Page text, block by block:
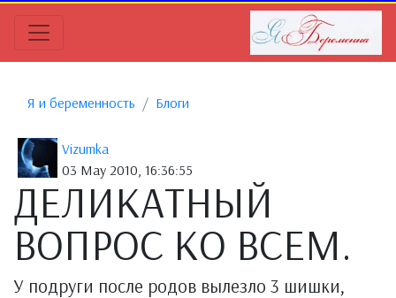
Я и беременность Блоги
Vizumka
03 May 2010, 16:36:55
ДЕЛИКАТНЫЙ
ВОПРОС КО ВСЕМ.
У подруги после родов вылезло 3 шишки,